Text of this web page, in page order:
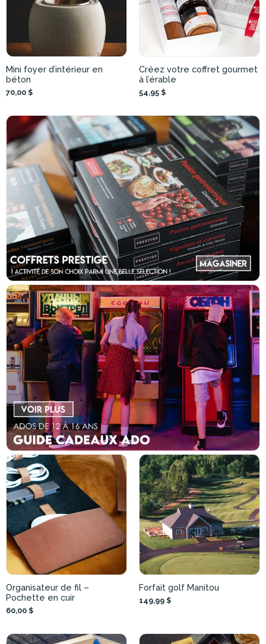
Mini foyer d’intérieur en
béton
70,00 $
Créez votre coffret gourmet
à l’érable
54,95 $
Organisateur de fil –
Pochette en cuir
60,00 $
Forfait golf Manitou
149,99 $